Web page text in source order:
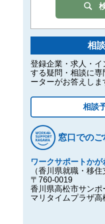
相
登録企業・求人・イ
する疑問・相談に
ーターがお答えしま
相談
窓口での
ワークサポートかが
（香川県就職・移住
〒760-0019
香川県高松市サンポ
マリタイムプラザ高